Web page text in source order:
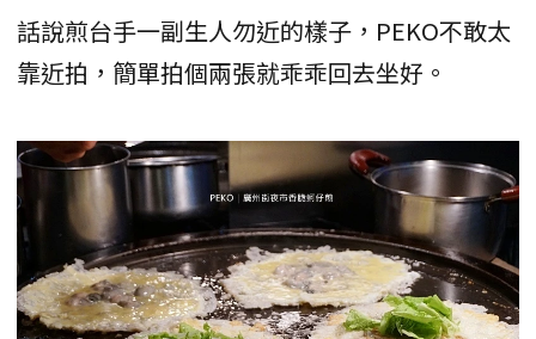
話說煎台手一副生人勿近的樣子，PEKO不敢太
靠近拍，簡單拍個兩張就乖乖回去坐好。